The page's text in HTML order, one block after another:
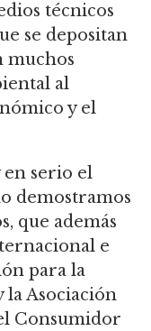
técnicos
se depositan
muchos
al
y el
en serio el
demostramos
que además
e
para la
la Asociación
Consumidor